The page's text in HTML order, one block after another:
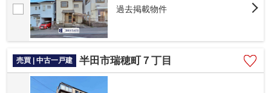
過去掲載物件
売買 | 中古一戸建 半田市瑞穂町７丁目